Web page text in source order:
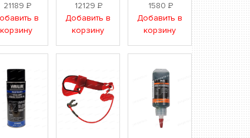
21189 Р
в
корзину
12129Р
Добавить в
корзину
1580 Р
Добавить в
корзину